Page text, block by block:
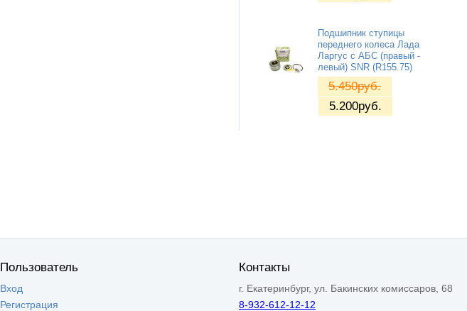
Подшипник ступицы
переднего колеса Лада
Ларгус с АБС (правый -
левый) SNR (R155.75)
5.450руб.
5.200руб.
Пользователь
Вход
Регистрация
Контакты
г. Екатеринбург, ул. Бакинских комиссаров, 68
8-932-612-12-12